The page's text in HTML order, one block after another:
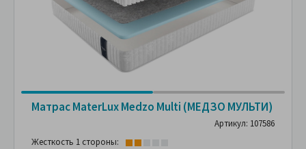
Матрас MaterLux Medzo Multi (МЕДЗО МУЛЬТИ)
Артикул: 107586
Жесткость 1 стороны: